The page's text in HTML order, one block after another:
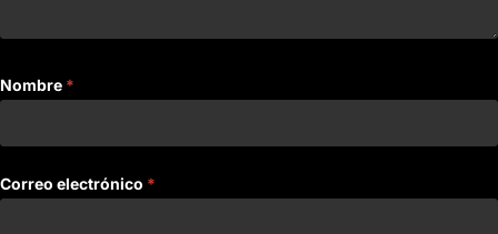
Nombre *
Correo electrónico *